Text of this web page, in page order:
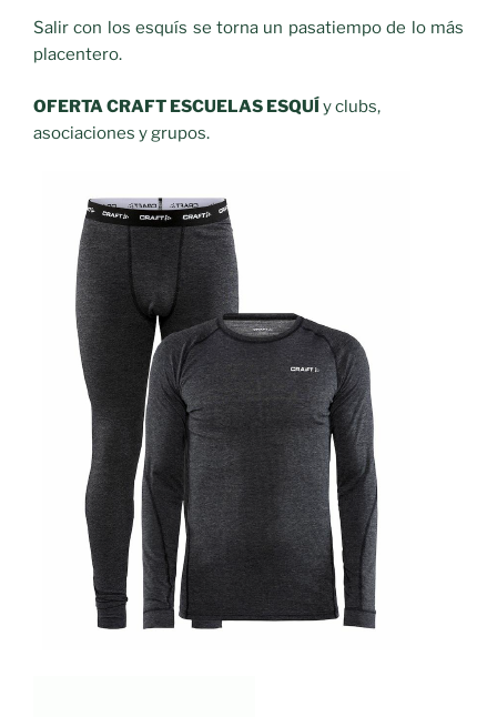
Salir con los esquís se torna un pasatiempo de lo más
placentero.
OFERTA CRAFT ESCUELAS ESQUÍ y clubs,
asociaciones y grupos.